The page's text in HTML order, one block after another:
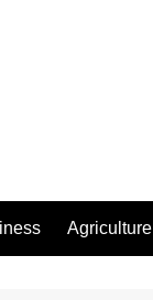
Agriculture